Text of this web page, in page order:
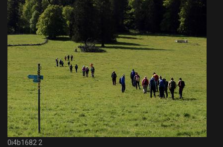
0i4b1682 2